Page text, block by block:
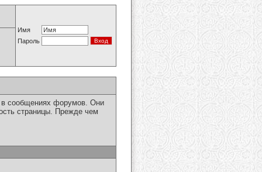
Имя
Пароль
в сообщениях форумов. Они
страницы. Прежде чем